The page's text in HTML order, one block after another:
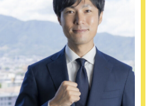
介】
・お電話でのお問い合わせや、
のお客様にご希望に応じて物件
します。
のヒアリング】
案内、契約手続きのサポート
管理
借り手が見つからない物件が